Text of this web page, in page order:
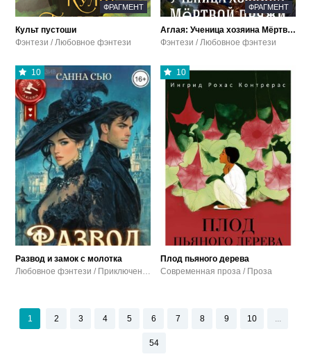
ФРАГМЕНТ
Культ пустоши
Фэнтези / Любовное фэнтези
ФРАГМЕНТ
Аглая: Ученица хозяина Мёртвой пряжи
Фэнтези / Любовное фэнтези
10
Развод и замок с молотка
Любовное фэнтези / Приключенческое фэнтези
10
Плод пьяного дерева
Современная проза / Проза
1 2 3 4 5 6 7 8 9 10 ...
54